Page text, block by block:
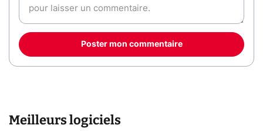
Poster mon commentaire
Meilleurs logiciels